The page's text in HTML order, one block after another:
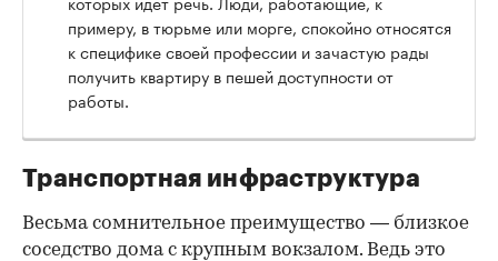
примеру, в тюрьме или морге, спокойно относятся
к специфике своей профессии и зачастую рады
получить квартиру в пешей доступности от
работы.
Транспортная инфраструктура
Весьма сомнительное преимущество — близкое
соседство дома с крупным вокзалом. Ведь это